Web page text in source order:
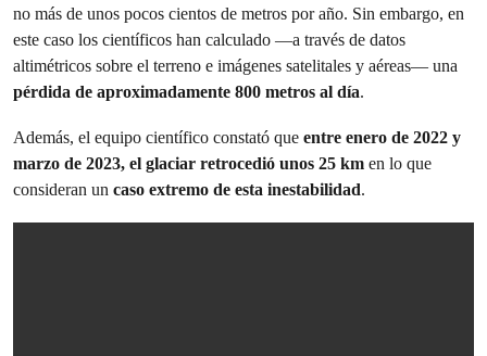
no más de unos pocos cientos de metros por año. Sin embargo, en
este caso los científicos han calculado —a través de datos
altimétricos sobre el terreno e imágenes satelitales y aéreas— una
pérdida de aproximadamente 800 metros al día.
Además, el equipo científico constató que entre enero de 2022 y
marzo de 2023, el glaciar retrocedió unos 25 km en lo que
consideran un caso extremo de esta inestabilidad.